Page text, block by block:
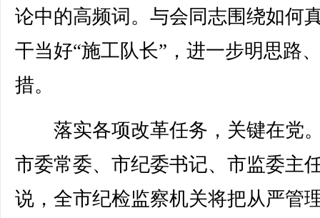
论中的高频词。与会同志围绕如何
干当好“施工队长”，进一步明思路
措。
落实各项改革任务，关键在党
市委常委、市纪委书记、市监委主
说，全市纪检监察机关将把从严管